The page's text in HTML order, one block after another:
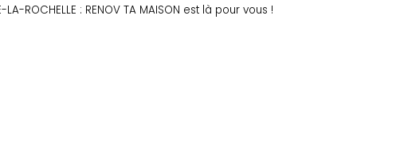
LA-ROCHELLE : RENOV TA MAISON est là pour vous !